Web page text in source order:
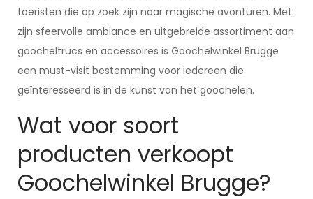
toeristen die op zoek zijn naar magische avonturen. Met
zijn sfeervolle ambiance en uitgebreide assortiment aan
goocheltrucs en accessoires is Goochelwinkel Brugge
een must-visit bestemming voor iedereen die
geïnteresseerd is in de kunst van het goochelen.
Wat voor soort
producten verkoopt
Goochelwinkel Brugge?